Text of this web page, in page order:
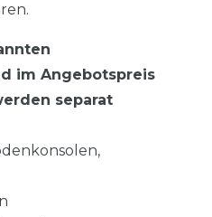
im Angebotspreis
separat